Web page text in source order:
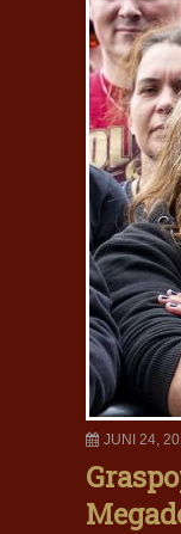
JUNI 24,